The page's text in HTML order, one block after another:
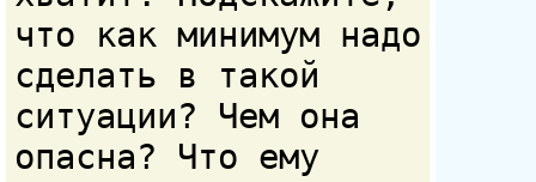
что как минимум надо
сделать в такой
ситуации? Чем она
опасна? Что ему